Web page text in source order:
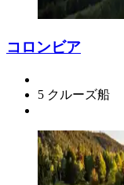
コロンビア
5 クルーズ船